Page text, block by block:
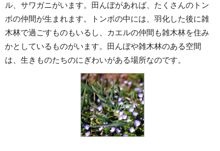
ル、サワガニがいます。田んぼがあれば、たくさんのトン
ボの仲間が生まれます。トンボの中には、羽化した後に雑
木林で過ごすものもいるし、カエルの仲間も雑木林を住み
かとしているものがいます。田んぼや雑木林のある空間
は、生きものたちのにぎわいがある場所なのです。